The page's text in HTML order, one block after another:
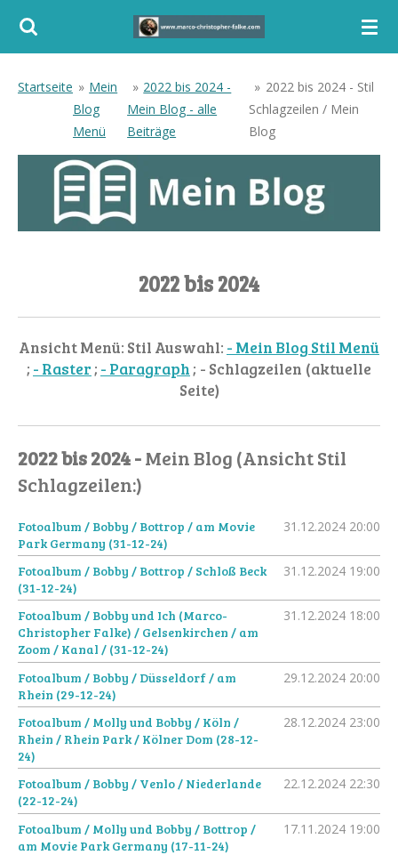
Zum
Startseite » Mein
Blog
Menü
» 2022 bis 2024 -
Mein Blog - alle
Beiträge
» 2022 bis 2024 - Stil
Schlagzeilen / Mein
Blog
2022 bis 2024
Ansicht Menü: Stil Auswahl: - Mein Blog Stil Menü
; - Raster; - Paragraph; - Schlagzeilen (aktuelle
Seite)
2022 bis 2024 -Mein Blog (Ansicht Stil
Schlagzeilen:)
Fotoalbum / Bobby / Bottrop / am Movie
Park Germany (31-12-24)
31.12.2024 20:00
Fotoalbum / Bobby / Bottrop / Schloß Beck
(31-12-24)
31.12.2024 19:00
Fotoalbum / Bobby und Ich (Marco-
Christopher Falke) / Gelsenkirchen / am
Zoom / Kanal / (31-12-24)
31.12.2024 18:00
Fotoalbum / Bobby / Düsseldorf / am
Rhein (29-12-24)
29.12.2024 20:00
Fotoalbum / Molly und Bobby / Köln /
Rhein / Rhein Park / Kölner Dom (28-12-
24)
28.12.2024 23:00
Fotoalbum / Bobby / Venlo / Niederlande
(22-12-24)
22.12.2024 22:30
Fotoalbum / Molly und Bobby / Bottrop /
am Movie Park Germany (17-11-24)
17.11.2024 19:00